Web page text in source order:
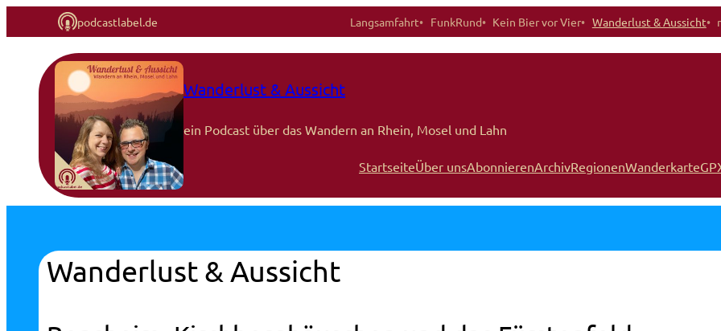
podcastlabel.de Langsamfahrt FunkRund Kein Bier vor Vier Wanderlust & Aussicht
Wanderlust & Aussicht
ein Podcast über das Wandern an Rhein, Mosel und Lahn
StartseiteÜber unsAbonnierenArchivRegionenWanderkarte
Wanderlust & Aussicht